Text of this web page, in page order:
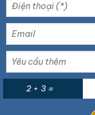
2 + 3 =